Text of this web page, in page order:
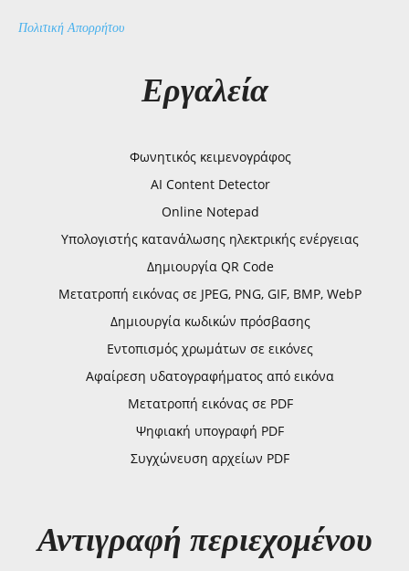
Πολιτική Απορρήτου
Εργαλεία
Φωνητικός κειμενογράφος
AI Content Detector
Online Notepad
Υπολογιστής κατανάλωσης ηλεκτρικής ενέργειας
Δημιουργία QR Code
Μετατροπή εικόνας σε JPEG, PNG, GIF, BMP, WebP
Δημιουργία κωδικών πρόσβασης
Εντοπισμός χρωμάτων σε εικόνες
Αφαίρεση υδατογραφήματος από εικόνα
Μετατροπή εικόνας σε PDF
Ψηφιακή υπογραφή PDF
Συγχώνευση αρχείων PDF
Αντιγραφή περιεχομένου